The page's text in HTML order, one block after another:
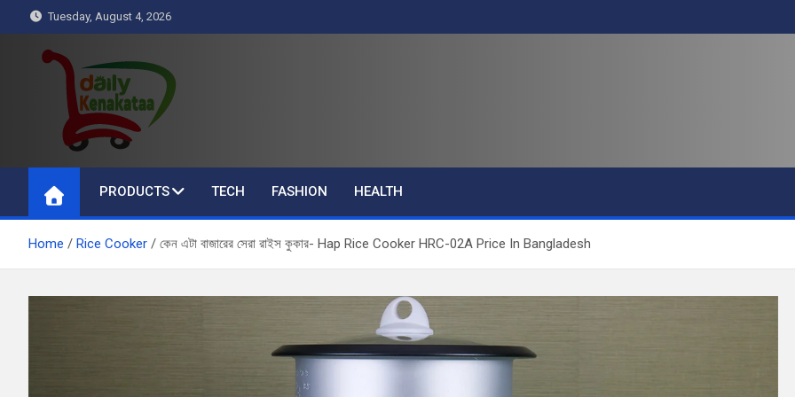
to
content
Tuesday, August 4, 2026
Daily Kenakataa
Essential Product Videos
PRODUCTS
TECH FASHION HEALTH
Home Rice Cooker কেন এটা বাজারের সেরা রাইস কুকার- Hap Rice Cooker HRC-02A Price In Bangladesh